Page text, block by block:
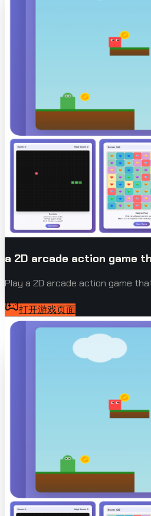
a 2D arcade action game
Play a 2D arcade action game
打开游戏页面